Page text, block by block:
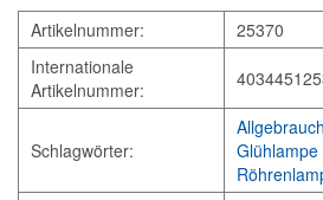
Artikelnummer:
25370
Internationale
Artikelnummer:
Schlagwörter:
Glühlampe